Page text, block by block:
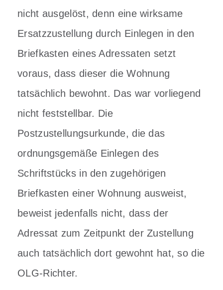
nicht ausgelöst, denn eine wirksame
Ersatzzustellung durch Einlegen in den
Briefkasten eines Adressaten setzt
voraus, dass dieser die Wohnung
tatsächlich bewohnt. Das war vorliegend
nicht feststellbar. Die
Postzustellungsurkunde, die das
ordnungsgemäße Einlegen des
Schriftstücks in den zugehörigen
Briefkasten einer Wohnung ausweist,
beweist jedenfalls nicht, dass der
Adressat zum Zeitpunkt der Zustellung
auch tatsächlich dort gewohnt hat, so die
OLG-Richter.